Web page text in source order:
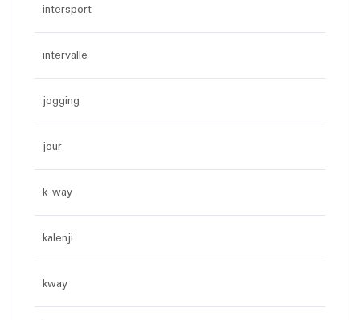
intersport
intervalle
jogging
jour
k way
kalenji
kway